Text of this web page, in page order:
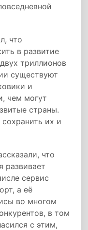
что
в развитие
триллионов
существуют
и
чем могут
страны.
их и
что
развивает
сервис
а её
во многом
в том
с этим,